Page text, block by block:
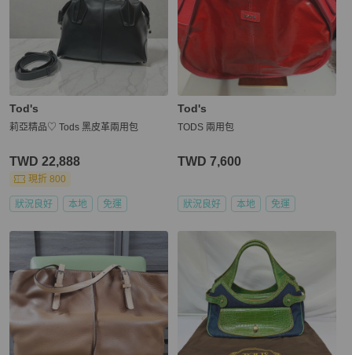
Tod's
莉亞精品♡ Tods 黑皮革兩用包
TWD 22,888
現折 800
狀況良好 本地 免運
Tod's
TODS 兩用包
TWD 7,600
狀況良好 本地 免運